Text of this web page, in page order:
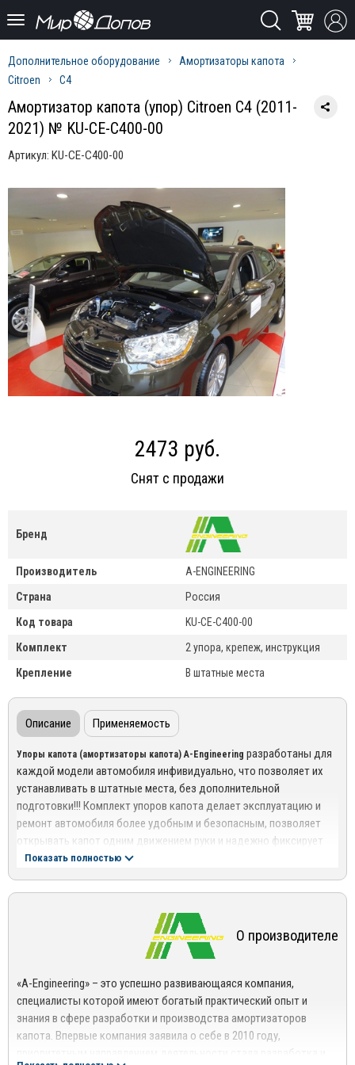
Дополнительное оборудование
Амортизаторы капота
Citroen
C4
Амортизатор капота (упор) Citroen C4 (2011-
2021) № KU-CE-C400-00
Артикул: KU-CE-C400-00
2473 руб.
Снят с продажи
Бренд
Производитель
A-ENGINEERING
Страна
Россия
Код товара
KU-CE-C400-00
Комплект
2 упора, крепеж, инструкция
Крепление
В штатные места
Описание Применяемость
Упоры капота (амортизаторы капота) A-Engineering разработаны для
каждой модели автомобиля инфивидуально, что позволяет их
устанавливать в штатные места, без дополнительной
подготовки!!! Комплект упоров капота делает эксплуатацию и
ремонт автомобиля более удобным и безопасным, позволяет
открывать капот одним движением руки и надежно фиксирует
его в верхнем положении.
Показать полностью
О производителе
«A-Engineering» – это успешно развивающаяся компания,
специалисты которой имеют богатый практический опыт и
знания в сфере разработки и производства амортизаторов
капота. Впервые компания заявила о себе в 2010 году,